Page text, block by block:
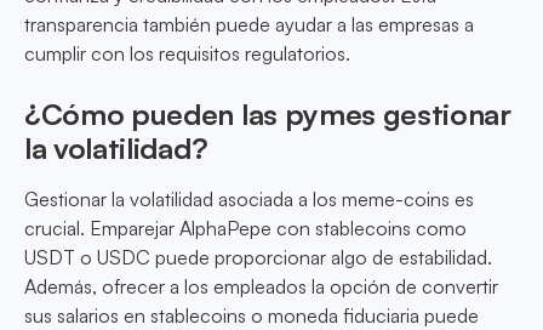
transparencia también puede ayudar a las empresas a
cumplir con los requisitos regulatorios.
¿Cómo pueden las pymes gestionar
la volatilidad?
Gestionar la volatilidad asociada a los meme-coins es
crucial. Emparejar AlphaPepe con stablecoins como
USDT o USDC puede proporcionar algo de estabilidad.
Además, ofrecer a los empleados la opción de convertir
sus salarios en stablecoins o moneda fiduciaria puede